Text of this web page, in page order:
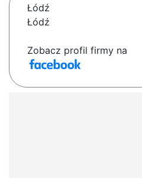
Łódź
Łódź
Zobacz profil firmy na